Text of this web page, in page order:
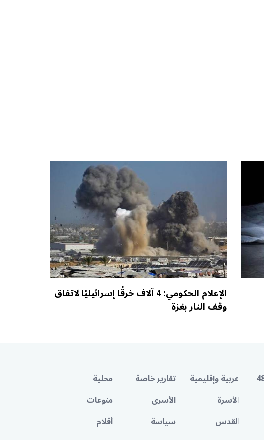
الإعلام الحكومي: 4 آلاف خرقًا إسرائيليًا لاتفاق
وقف النار بغزة
عربية وإقليمية تقارير خاصة
محلية
الأسرة الأسرى
منوعات
القدس سياسة
أقلام